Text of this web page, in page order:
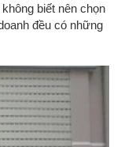
biết nên chọn
đều có những